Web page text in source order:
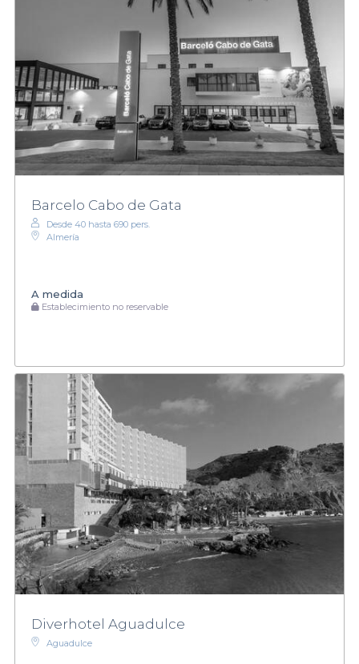
Barcelo Cabo de Gata
Desde 40 hasta 690 pers.
Almería
A medida
Establecimiento no reservable
Diverhotel Aguadulce
Aguadulce